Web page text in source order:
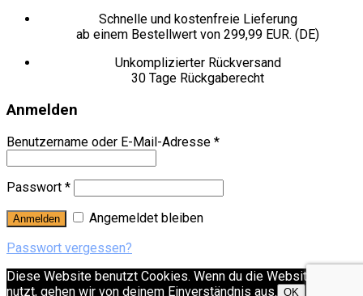
Schnelle und kostenfreie Lieferung
ab einem Bestellwert von 299,99 EUR. (DE)
Unkomplizierter Rückversand
30 Tage Rückgaberecht
Anmelden
Benutzername oder E-Mail-Adresse *
Passwort *
Anmelden
Angemeldet bleiben
Passwort vergessen?
Diese Website benutzt Cookies. Wenn du die Website weiter
nutzt, gehen wir von deinem Einverständnis aus. OK